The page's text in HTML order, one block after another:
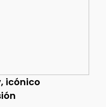
icónico